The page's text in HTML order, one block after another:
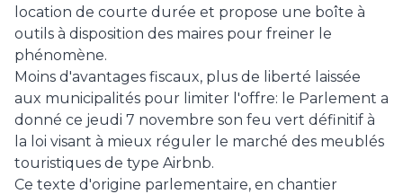
location de courte durée et propose une boîte à
outils à disposition des maires pour freiner le
phénomène.
Moins d'avantages fiscaux, plus de liberté laissée
aux municipalités pour limiter l'offre: le Parlement a
donné ce jeudi 7 novembre son feu vert définitif à
la loi visant à mieux réguler le marché des meublés
touristiques de type Airbnb.
Ce texte d'origine parlementaire, en chantier